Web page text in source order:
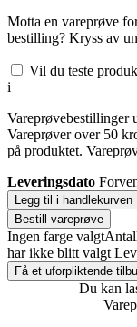
Motta en vareprøve
bestilling? Kryss av
Vil du teste
i
Vareprøvebestillinger
Vareprøver over 50
på produktet.
Leveringsdato
Legg til i handlekurven
Bestill vareprøve
Ingen farge valgt
har ikke blitt valgt
Få et uforpliktende
Du kan